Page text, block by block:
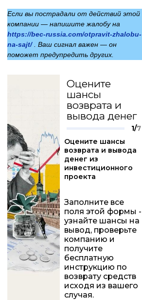
Если вы пострадали от действий этой
компании — напишите жалобу на
https://bec-russia.com/otpravit-zhalobu-
na-sajt/. Ваш сигнал важен — он
поможет предупредить других.
Оцените
шансы
возврата и
вывода денег
1/7
Оцените шансы
возврата и вывода
денег из
инвестиционного
проекта
Заполните все
поля этой формы -
узнайте шансы на
вывод, проверьте
компанию и
получите
бесплатную
инструкцию по
возврату средств
исходя из вашего
случая.